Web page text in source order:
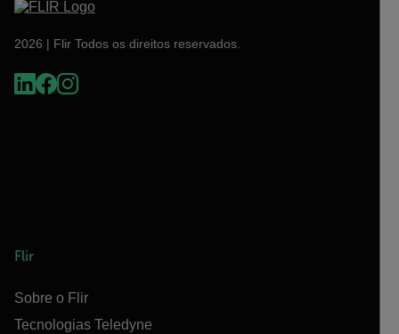
2026 | Flir Todos os direitos reservados.
Flir
Sobre o Flir
Tecnologias Teledyne